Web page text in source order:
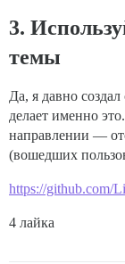
3.
темы
Да, я давно
делает именно
направлении —
(вошедших
https://github.com/
4 лайка